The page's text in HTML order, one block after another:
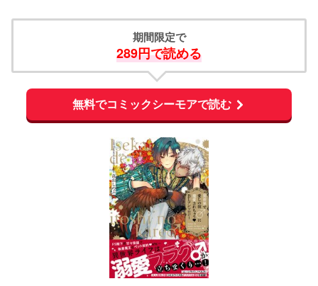
期間限定で
289円で読める
無料でコミックシーモアで読む